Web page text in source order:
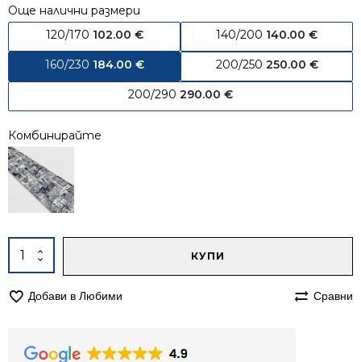
Още налични размери
120/170 102.00 € 140/200 140.00 €
160/230 184.00 € 200/250 250.00 €
200/290 290.00 €
Комбинирайте
количество
за
160/230
сив
КУПИ
Добави в Любими Сравни